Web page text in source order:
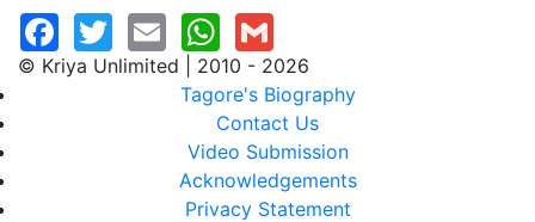
© Kriya Unlimited | 2010 - 2026
Tagore's Biography
Contact Us
Video Submission
Acknowledgements
Privacy Statement